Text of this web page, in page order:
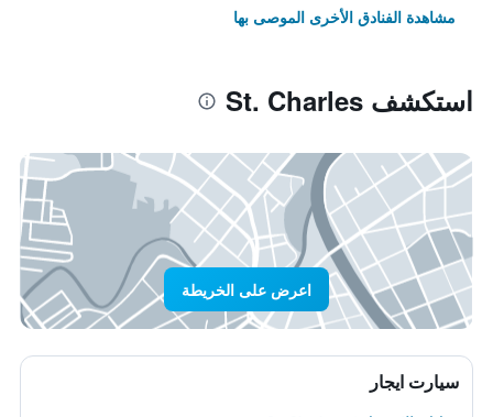
مشاهدة الفنادق الأخرى الموصى بها
استكشف St. Charles
اعرض على الخريطة
سيارت ايجار